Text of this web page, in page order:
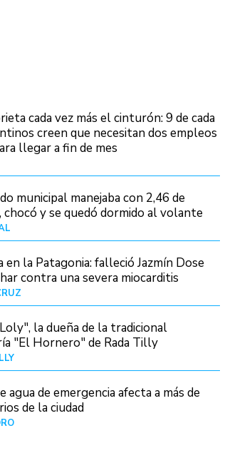
cada vez más el cinturón: 9 de cada
creen que necesitan dos empleos
llegar a fin de mes
municipal manejaba con 2,46 de
y se quedó dormido al volante
en la Patagonia: falleció Jazmín Dose
contra una severa miocarditis
la dueña de la tradicional
"El Hornero" de Rada Tilly
agua de emergencia afecta a más de
de la ciudad